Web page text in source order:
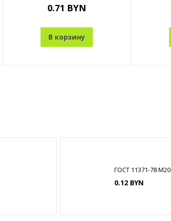
0.71 BYN
В корзину
ГОСТ 11371-78 М20
0.12 BYN